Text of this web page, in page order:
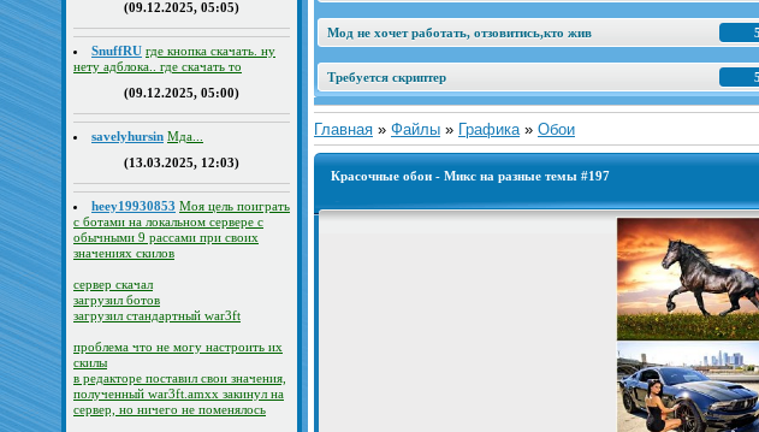
(09.12.2025, 05:05)
SnuffRU где кнопка скачать. ну
нету адблока.. где скачать то
(09.12.2025, 05:00)
savelyhursin Мда...
(13.03.2025, 12:03)
heey19930853 Моя цель поиграть
с ботами на локальном сервере с
обычными 9 рассами при своих
значениях скилов
сервер скачал
загрузил ботов
загрузил стандартный war3ft
проблема что не могу настроить их
скилы
в редакторе поставил свои значения,
полученный war3ft.amxx закинул на
сервер, но ничего не поменялось
5
Мод не хочет работать, отзовитись,кто жив
5
Требуется скриптер
Главная » Файлы » Графика » Обои
Красочные обои - Микс на разные темы #197